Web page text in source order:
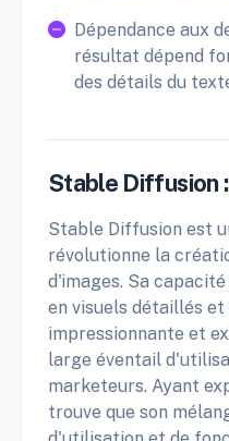
Dépendance aux
résultat dépend
des détails du
Stable Diffusion
Stable Diffusion est
révolutionne la
d'images. Sa
en visuels détaillés
impressionnante et
large éventail
marketeurs. Ayant
trouve que son